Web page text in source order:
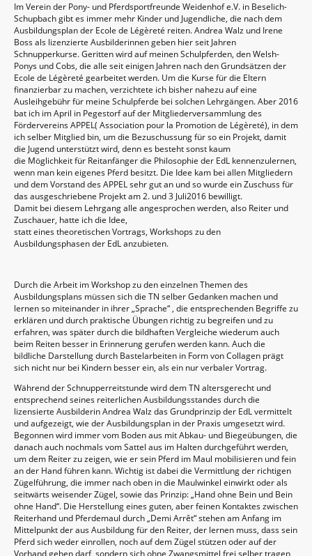
Im Verein der Pony- und Pferdsportfreunde Weidenhof e.V. in Beselich-
Schupbach gibt es immer mehr Kinder und Jugendliche, die nach dem
Ausbildungsplan der Ecole de Légèreté reiten. Andrea Walz und Irene
Boss als lizenzierte Ausbilderinnen geben hier seit Jahren
Schnupperkurse. Geritten wird auf meinen Schulpferden, den Welsh-
Ponys und Cobs, die alle seit einigen Jahren nach den Grundsätzen der
Ecole de Légèreté gearbeitet werden. Um die Kurse für die Eltern
finanzierbar zu machen, verzichtete ich bisher nahezu auf eine
Ausleihgebühr für meine Schulpferde bei solchen Lehrgängen. Aber 2016
bat ich im April in Pegestorf auf der Mitgliederversammlung des
Fördervereins APPEL( Association pour la Promotion de Légèreté), in dem
ich selber Mitglied bin, um die Bezuschussung für so ein Projekt, damit
die Jugend unterstützt wird, denn es besteht sonst kaum
die Möglichkeit für Reitanfänger die Philosophie der EdL kennenzulernen,
wenn man kein eigenes Pferd besitzt. Die Idee kam bei allen Mitgliedern
und dem Vorstand des APPEL sehr gut an und so wurde ein Zuschuss für
das ausgeschriebene Projekt am 2. und 3 Juli2016 bewilligt.
Damit bei diesem Lehrgang alle angesprochen werden, also Reiter und
Zuschauer, hatte ich die Idee,
statt eines theoretischen Vortrags, Workshops zu den
Ausbildungsphasen der EdL anzubieten.
Durch die Arbeit im Workshop zu den einzelnen Themen des
Ausbildungsplans müssen sich die TN selber Gedanken machen und
lernen so miteinander in ihrer „Sprache“ , die entsprechenden Begriffe zu
erklären und durch praktische Übungen richtig zu begreifen und zu
erfahren, was später durch die bildhaften Vergleiche wiederum auch
beim Reiten besser in Erinnerung gerufen werden kann. Auch die
bildliche Darstellung durch Bastelarbeiten in Form von Collagen prägt
sich nicht nur bei Kindern besser ein, als ein nur verbaler Vortrag.
Während der Schnupperreitstunde wird dem TN altersgerecht und
entsprechend seines reiterlichen Ausbildungsstandes durch die
lizensierte Ausbilderin Andrea Walz das Grundprinzip der EdL vermittelt
und aufgezeigt, wie der Ausbildungsplan in der Praxis umgesetzt wird.
Begonnen wird immer vom Boden aus mit Abkau- und Biegeübungen, die
danach auch nochmals vom Sattel aus im Halten durchgeführt werden,
um dem Reiter zu zeigen, wie er sein Pferd im Maul mobilisieren und fein
an der Hand führen kann. Wichtig ist dabei die Vermittlung der richtigen
Zügelführung, die immer nach oben in die Maulwinkel einwirkt oder als
seitwärts weisender Zügel, sowie das Prinzip: „Hand ohne Bein und Bein
ohne Hand“. Die Herstellung eines guten, aber feinen Kontaktes zwischen
Reiterhand und Pferdemaul durch „Demi Arrêt“ stehen am Anfang im
Mittelpunkt der aus Ausbildung für den Reiter, der lernen muss, dass sein
Pferd sich weder einrollen, noch auf dem Zügel stützen oder auf der
Vorhand gehen darf, sondern sich ohne Zwangsmittel frei selber tragen